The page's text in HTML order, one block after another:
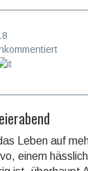
Leben auf
einem